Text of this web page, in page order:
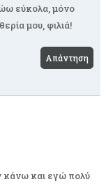
εύκολα, μόνο
μου, φιλιά!
Απάντηση
κάνω και εγώ πολύ